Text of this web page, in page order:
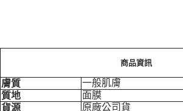
商品資訊
膚質
一般肌膚
質地
面膜
貨源
原廠公司貨